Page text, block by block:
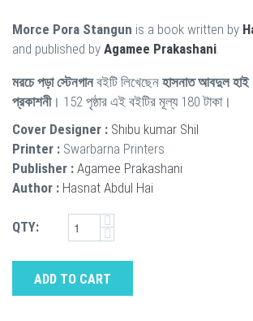
Morce Pora Stangun is a book written by
and published by Agamee Prakashani
মরচে পড়া স্টেনগানবইটি লিখেছেন হাসনাত আবদুল হাই
প্রকাশনী। 152 পৃষ্ঠার এই বইটির মূল্য 180 টাকা।
Cover Designer : Shibu kumar Shil
Printer : Swarbarna Printers
Publisher : Agamee Prakashani
Author : Hasnat Abdul Hai
QTY:
ADD TO CART